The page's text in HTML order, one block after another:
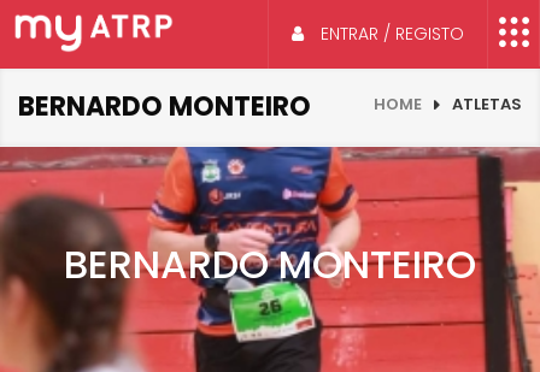
ENTRAR / REGISTO
BERNARDO MONTEIRO HOME ATLETAS
BERNARDO MONTEIRO